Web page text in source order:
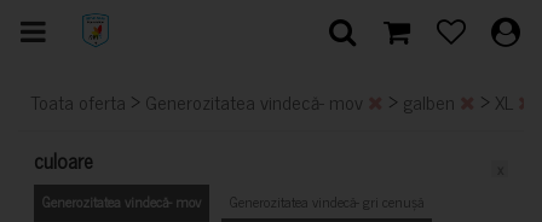
Toata oferta > Generozitatea vindecă- mov > galben > XL
culoare
Generozitatea vindecă- mov
Generozitatea vindecă- gri cenușă